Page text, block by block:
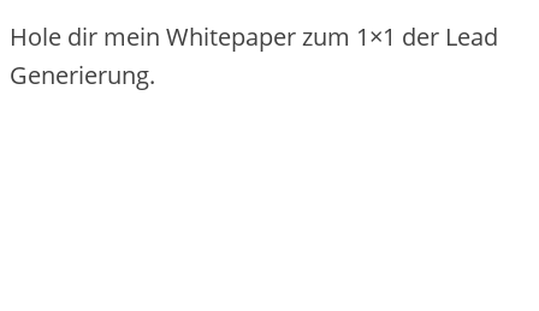
Hole dir mein Whitepaper zum 1×1 der Lead
Generierung.